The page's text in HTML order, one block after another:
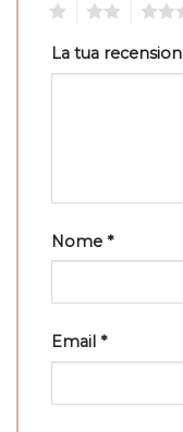
La tua
Nome *
Email *